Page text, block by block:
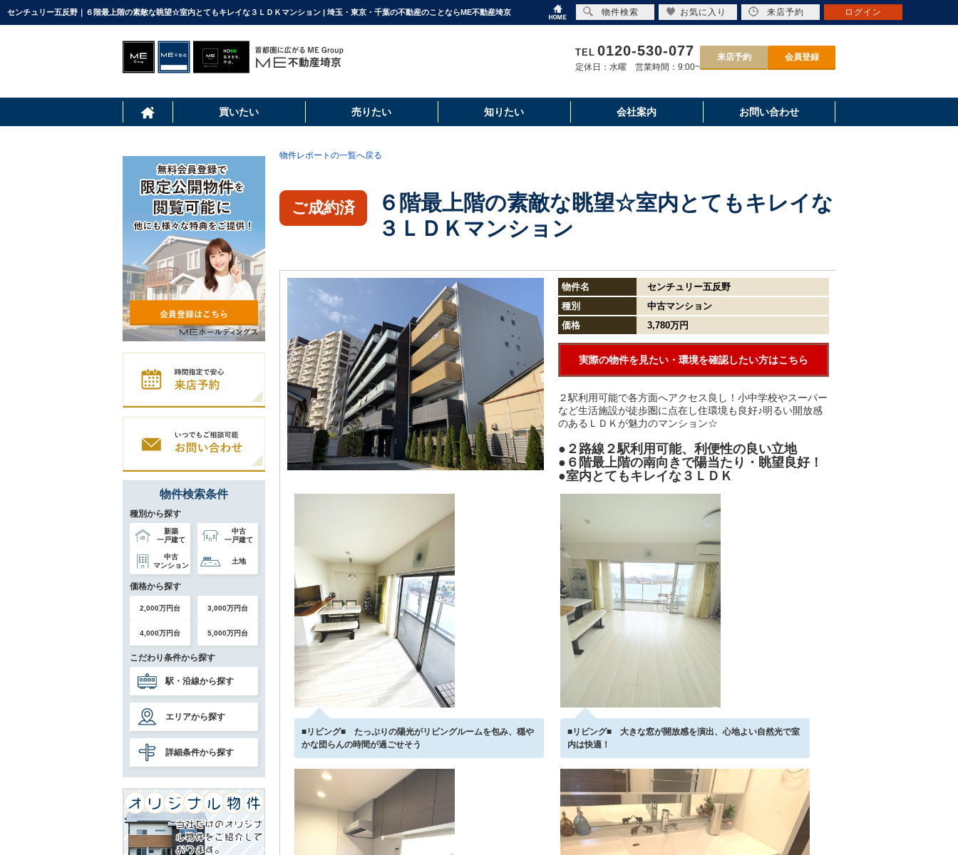
センチュリー五反野｜６階最上階の素敵な眺望☆室内とてもキレイな３ＬＤＫマンション | 埼玉・東京・千葉の不動産のことならME不動産埼京
TEL 0120-530-077
定休日：水曜 営業時間：9:00~
来店予約 会員登録
買いたい 売りたい 知りたい 会社案内 お問い合わせ
物件レポートの一覧へ戻る
ご成約済
６階最上階の素敵な眺望☆室内とてもキレイな
３ＬＤＫマンション
物件名
センチュリー五反野
種別
中古マンション
価格
3,780万円
実際の物件を見たい・環境を確認したい方はこちら
２駅利用可能で各方面へアクセス良し！小中学校やスーパー
など生活施設が徒歩圏に点在し住環境も良好♪明るい開放感
のあるＬＤＫが魅力のマンション☆
●２路線２駅利用可能、利便性の良い立地
●６階最上階の南向きで陽当たり・眺望良好！
●室内とてもキレイな３ＬＤＫ
■リビング■ たっぷりの陽光がリビングルームを包み、穏や
かな団らんの時間が過ごせそう
■リビング■ 大きな窓が開放感を演出、心地よい自然光で室
内は快適！
物件検索条件
種別から探す
新築
一戸建て
中古
一戸建て
中古
マンション
土地
価格から探す
2,000万円台 3,000万円台
4,000万円台 5,000万円台
こだわり条件から探す
駅・沿線から探す
エリアから探す
詳細条件から探す
物件検索 お気に入り 来店予約 ログイン